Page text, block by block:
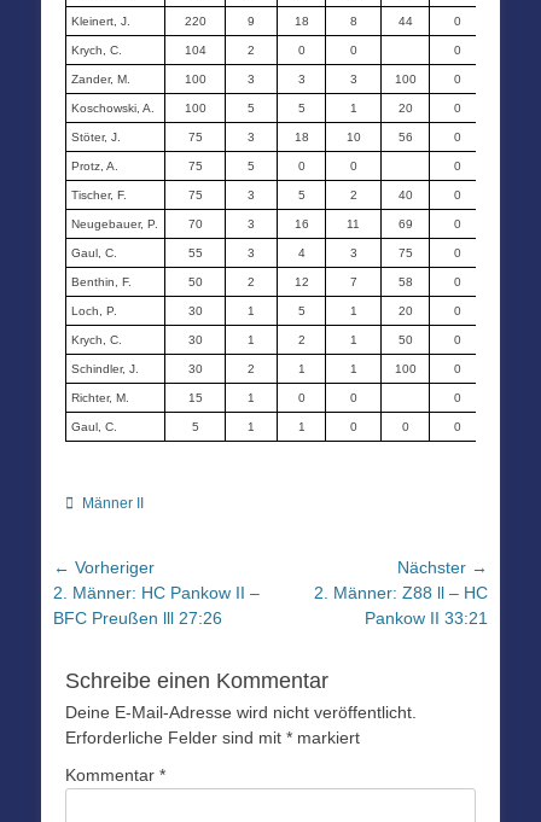
Kleinert, J. 220 9 18 8 44 0
Krych, C. 104 2 0 0 0
Zander, M. 100 3 3 3 100 0
Koschowski, A. 100 5 5 1 20 0
Stöter, J. 75 3 18 10 56 0
Protz, A. 75 5 0 0 0
Tischer, F. 75 3 5 2 40 0
Neugebauer, P. 70 3 16 11 69 0
Gaul, C. 55 3 4 3 75 0
Benthin, F. 50 2 12 7 58 0
Loch, P. 30 1 5 1 20 0
Krych, C. 30 1 2 1 50 0
Schindler, J. 30 2 1 1 100 0
Richter, M. 15 1 0 0 0
Gaul, C. 5 1 1 0 0 0
Kategorien
Männer II
Beitragsnavigation
← Vorheriger
Vorheriger
Beitrag:
2. Männer: HC Pankow II –
BFC Preußen lll 27:26
Nächster →
Nächster2. Männer: Z88 ll – HC
Pankow II 33:21
Schreibe einen Kommentar
Deine E-Mail-Adresse wird nicht veröffentlicht.
Erforderliche Felder sind mit * markiert
Kommentar *